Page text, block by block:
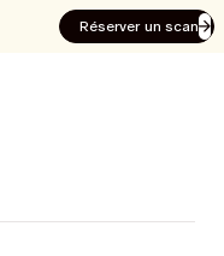
Réserver un scan